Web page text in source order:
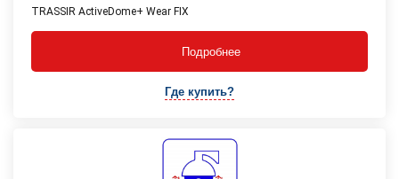
TRASSIR ActiveDome+ Wear FIX
Подробнее
Где купить?